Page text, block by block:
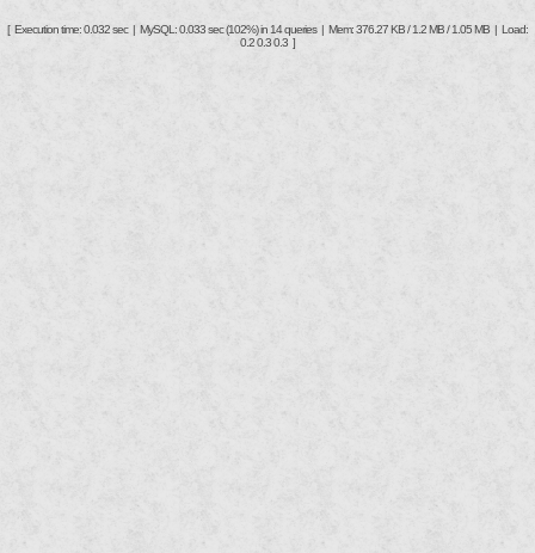
[ Execution time: 0.032 sec | MySQL: 0.033 sec (102%) in 14 queries | Mem: 376.27 KB / 1.2 MB / 1.05 MB | Load:
0.2 0.3 0.3 ]